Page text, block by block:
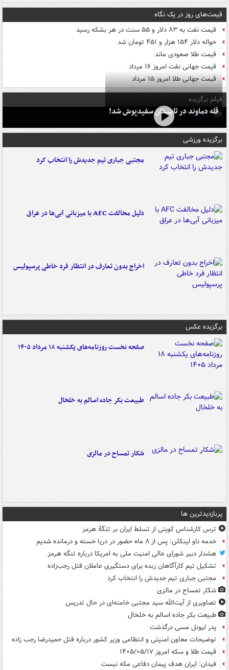
قیمت‌های روز در یک نگاه
قیمت نفت به ۸۳ دلار و ۵۵ سنت در هر بشکه رسید
حواله دلار ۱۵۴ هزار و ۴۵۱ تومان شد
قیمت طلا صعودی ماند
قیمت جهانی نفت امروز ۱۶ مرداد
قیمت جهانی طلا امروز ۱۵ مرداد
فیلم برگزیده
قله دماوند در تابستان سفیدپوش شد!
برگزیده ورزشی
مجتبی جباری تیم جدیدش را انتخاب کرد
دلیل مخالفت AFC با میزبانی آبی‌ها در عراق
اخراج بدون تعارف در انتظار فرد خاطی پرسپولیس
برگزیده عکس
صفحه نخست روزنامه‌های یکشنبه ۱۸ مرداد ۱۴۰۵
طبیعت بکر جاده اسالم به خلخال
شکار تمساح در مالزی
پربازدیدترین ها
ترس کارشناس کویتی از تسلط ایران بر تنگۀ هرمز
خدمه ناو لینکلن: پس از ۸ ماه حضور در دریا خسته و درمانده‌ شدیم
هشدار دبیر شورای عالی امنیت ملی به امریکا درباره تنگه هرمز
تشکیل تیم کارآگاهان زبده برای دستگیری عاملان قتل رجب‌زاده
مجتبی جباری تیم جدیدش را انتخاب کرد
شکار تمساح در مالزی
تصاویری از آیت‌الله سید مجتبی خامنه‌ای در حال تدریس
طبیعت بکر جاده اسالم به خلخال
پدر لیونل مسی درگذشت
توضیحات معاون امنیتی و انتظامی وزیر کشور درباره قتل حمیدرضا رجب زاده
قیمت طلا و سکه امروز ۱۴۰۵/۰۵/۱۷
فیدان: ایران هدف پیمان دفاعی مکه نیست